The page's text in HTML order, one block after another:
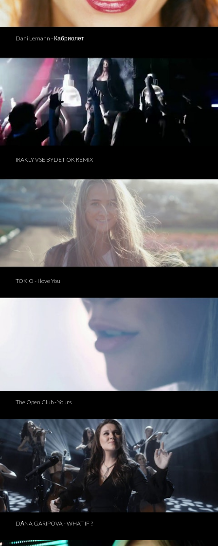
Dani Lemann - Кабриолет
IRAKLY VSE BYDET OK REMIX
TOKIO - I love You
The Open Club - Yours
DАNA GARIPOVA - WHAT IF ?